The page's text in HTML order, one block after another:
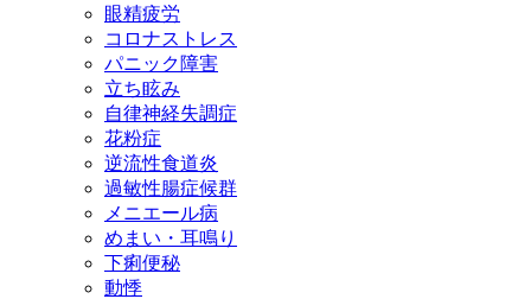
眼精疲労
コロナストレス
パニック障害
立ち眩み
自律神経失調症
花粉症
逆流性食道炎
過敏性腸症候群
メニエール病
めまい・耳鳴り
下痢便秘
動悸